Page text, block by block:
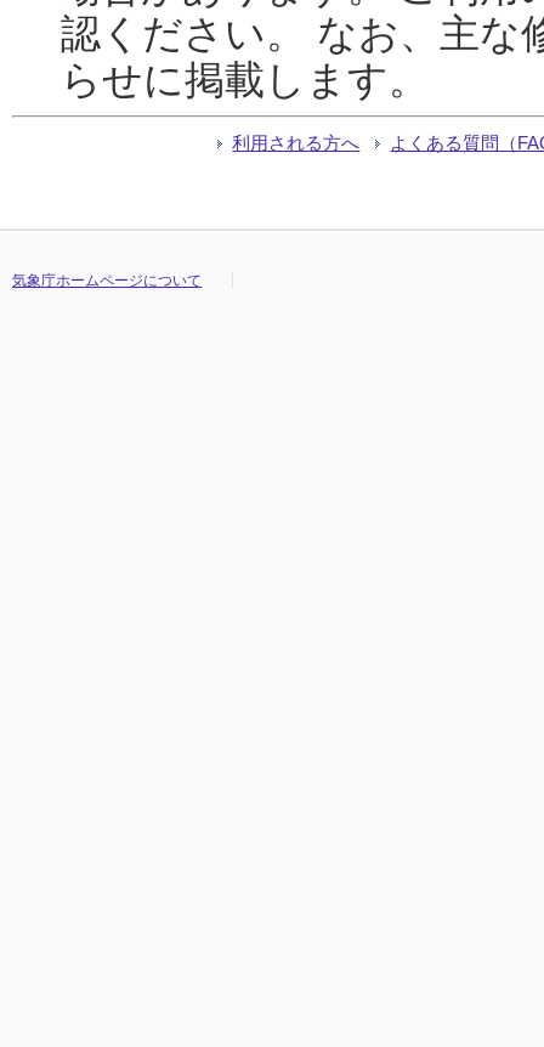
認ください。 なお、主な
らせに掲載します。
利用される方へ よくある質問（
気象庁ホームページについて